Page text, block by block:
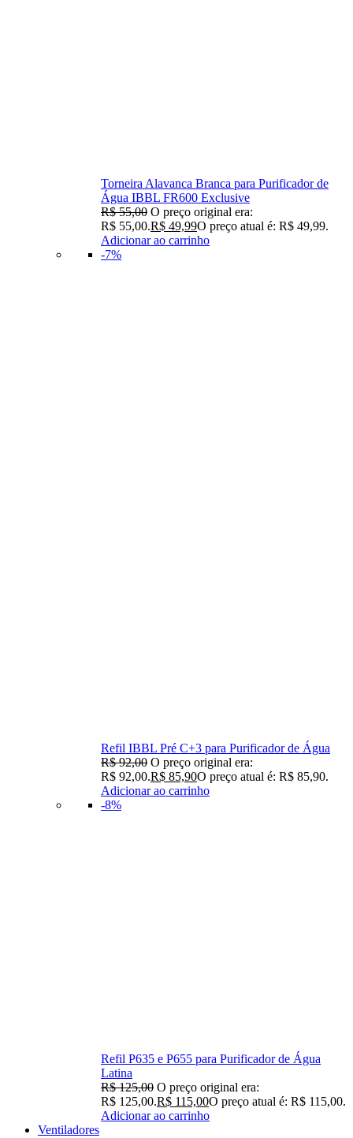
Torneira Alavanca Branca para Purificador de
Água IBBL FR600 Exclusive
R$55,00 O preço original era:
R$ 55,00.R$ 49,99O preço atual é: R$ 49,99.
Adicionar ao carrinho
-7%
Refil IBBL Pré C+3 para Purificador de Água
R$92,00 O preço original era:
R$ 92,00.R$ 85,90O preço atual é: R$ 85,90.
Adicionar ao carrinho
-8%
Refil P635 e P655 para Purificador de Água
Latina
R$125,00 O preço original era:
R$ 125,00.R$ 115,00O preço atual é: R$ 115,00.
Adicionar ao carrinho
Ventiladores